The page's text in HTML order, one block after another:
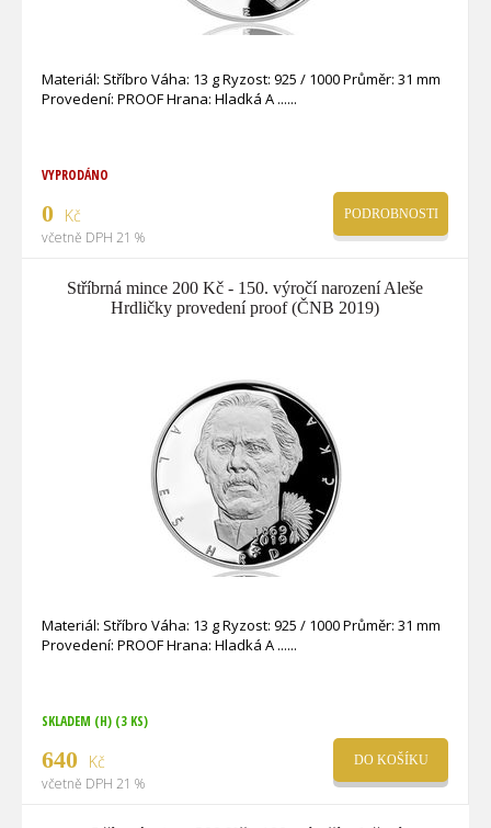
Materiál: Stříbro Váha: 13 g Ryzost: 925 / 1000 Průměr: 31 mm
Provedení: PROOF Hrana: Hladká A ...
VYPRODÁNO
0 Kč
včetně DPH 21 %
PODROBNOSTI
Stříbrná mince 200 Kč - 150. výročí narození Aleše
Hrdličky provedení proof (ČNB 2019)
Materiál: Stříbro Váha: 13 g Ryzost: 925 / 1000 Průměr: 31 mm
Provedení: PROOF Hrana: Hladká A ...
SKLADEM (H) (3 KS)
640 Kč
včetně DPH 21 %
DO KOŠÍKU